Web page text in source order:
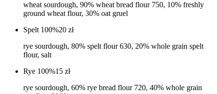
wheat sourdough, 90% wheat bread flour 750, 10% freshly
ground wheat flour, 30% oat gruel
Spelt 100%20 zł
rye sourdough, 80% spelt flour 630, 20% whole grain spelt
flour, salt
Rye 100%15 zł
rye sourdough, 60% rye bread flour 720, 40% whole grain